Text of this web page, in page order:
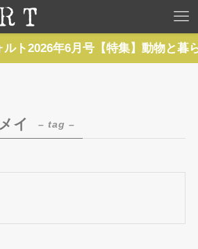
HOME
BACKNUMBER
ルト2026年6月号【特集】動物と暮
イ – tag –